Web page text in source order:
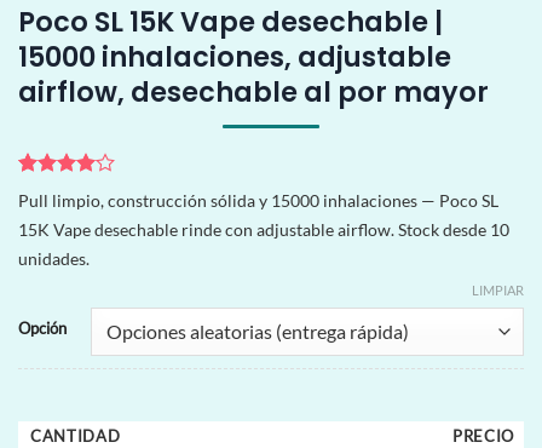
Poco SL 15K Vape desechable |
15000 inhalaciones, adjustable
airflow, desechable al por mayor
Valorado
con4de
5 en
base a
2
valoraciones
Pull limpio, construcción sólida y 15000 inhalaciones — Poco SL
15K Vape desechable rinde con adjustable airflow. Stock desde 10
unidades.
Opción
LIMPIAR
CANTIDAD PRECIO